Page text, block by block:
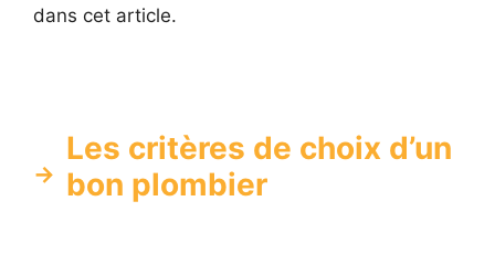
dans cet article.
Les critères de choix d’un
bon plombier